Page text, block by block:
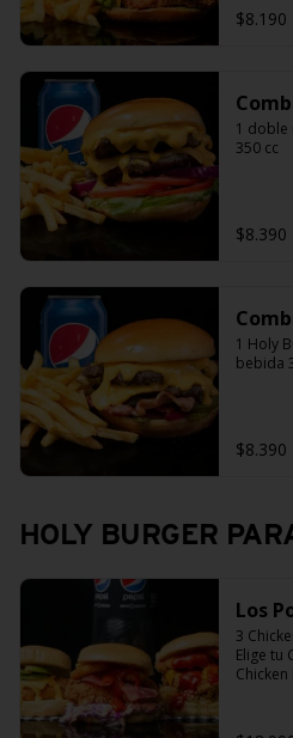
$8.190
1 doble
350 cc
$8.390
1 Holy
bebida
$8.390
HOLY BURGER
Los
3
Elige tu
Chicken